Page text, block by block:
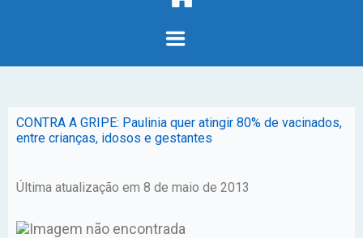
CONTRA A GRIPE: Paulinia quer atingir 80% de vacinados,
entre crianças, idosos e gestantes
Última atualização em 8 de maio de 2013